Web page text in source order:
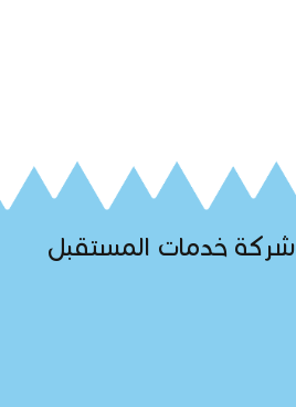
شركة خدمات المستقبل